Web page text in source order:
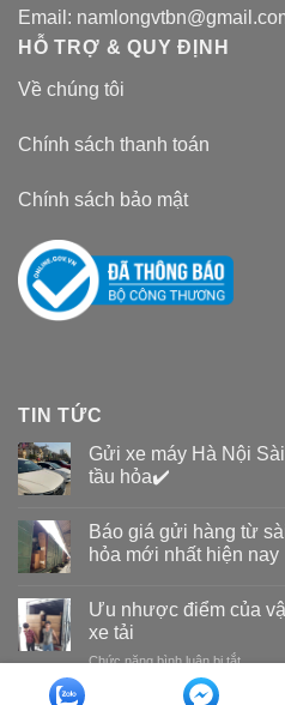
Email:
HỖ TRỢ & QUY ĐỊNH
Về chúng tôi
Chính sách thanh toán
Chính sách bảo mật
TIN TỨC
Gửi xe máy Hà Nội
tầu hỏa✔️
Báo giá gửi hàng từ
hỏa mới nhất hiện nay
Ưu nhược điểm của
xe tải
Chức năng bình luận bị tắtở